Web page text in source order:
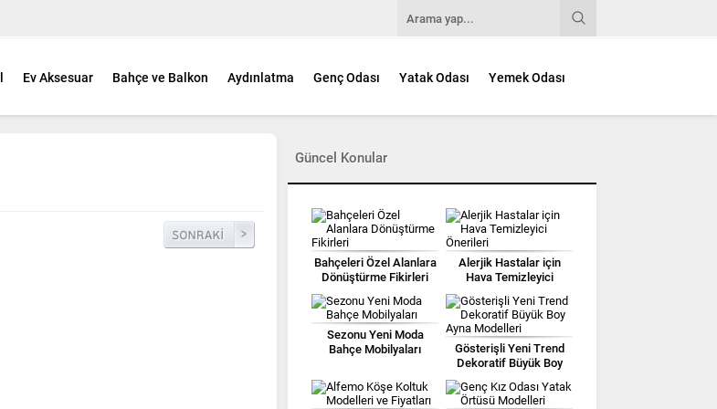
Ev Aksesuar Bahçe ve Balkon Aydınlatma Genç Odası Yatak Odası Yemek Odası
Güncel Konular
Bahçeleri Özel Alanlara
Dönüştürme Fikirleri
Alerjik Hastalar için
Hava Temizleyici
Sezonu Yeni Moda
Bahçe Mobilyaları
Gösterişli Yeni Trend
Dekoratif Büyük Boy